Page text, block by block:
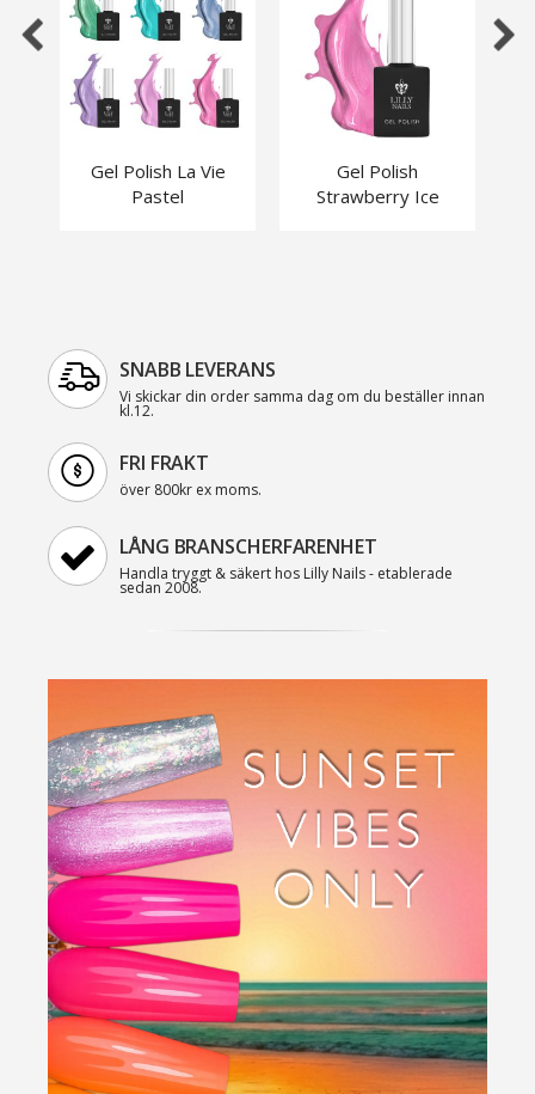
Gel Polish La Vie
Pastel
Gel Polish
Strawberry Ice
SNABB LEVERANS
Vi skickar din order samma dag om du beställer innan
kl.12.
FRI FRAKT
över 800kr ex moms.
LÅNG BRANSCHERFARENHET
Handla tryggt & säkert hos Lilly Nails - etablerade
sedan 2008.